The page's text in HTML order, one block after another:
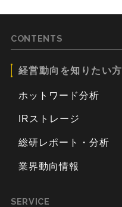
CONTENTS
経営動向を知りたい方
ホットワード分析
IRストレージ
総研レポート・分析
業界動向情報
SERVICE